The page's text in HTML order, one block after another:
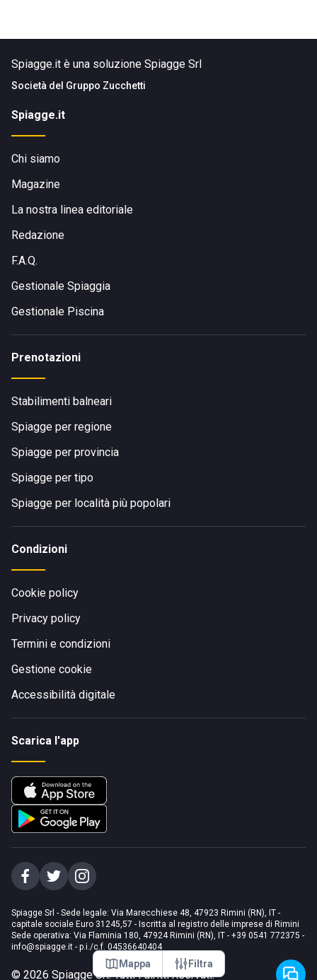
Mappa Filtra
Spiagge.it è una soluzione Spiagge Srl
Società del Gruppo Zucchetti
Spiagge.it
Chi siamo
Magazine
La nostra linea editoriale
Redazione
F.A.Q.
Gestionale Spiaggia
Gestionale Piscina
Prenotazioni
Stabilimenti balneari
Spiagge per regione
Spiagge per provincia
Spiagge per tipo
Spiagge per località più popolari
Condizioni
Cookie policy
Privacy policy
Termini e condizioni
Gestione cookie
Accessibilità digitale
Scarica l'app
Spiagge Srl - Sede legale: Via Marecchiese 48, 47923 Rimini (RN), IT -
capitale sociale Euro 31245,57 - Iscritta al registro delle imprese di Rimini
Sede operativa: Via Flaminia 180, 47924 Rimini (RN), IT - +39 0541 772375 -
info@spiagge.it - p.i./c.f. 04536640404
© 2026 Spiagge Srl. Tutti i diritti riservati.